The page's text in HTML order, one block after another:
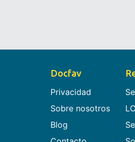
Docfav
Privacidad
Sobre nosotros
Blog